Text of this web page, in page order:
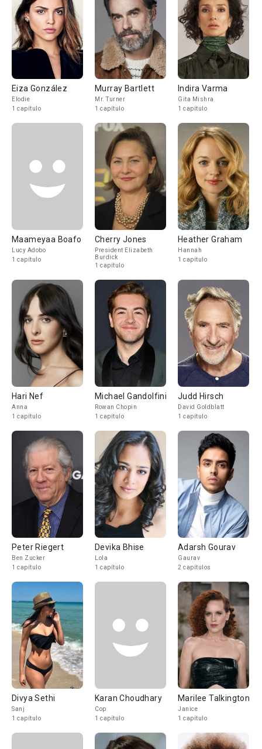
Eiza González
Elodie
1 capítulo
Murray Bartlett
Mr. Turner
1 capítulo
Indira Varma
Gita Mishra
1 capítulo
Maameyaa Boafo
Lucy Adobo
1 capítulo
Cherry Jones
President Elizabeth
Burdick
1 capítulo
Heather Graham
Hannah
1 capítulo
Hari Nef
Anna
1 capítulo
Michael Gandolfini
Rowan Chopin
1 capítulo
Judd Hirsch
David Goldblatt
1 capítulo
Peter Riegert
Ben Zucker
1 capítulo
Devika Bhise
Lola
1 capítulo
Adarsh Gourav
Gaurav
2 capítulos
Divya Sethi
Sanj
1 capítulo
Karan Choudhary
Cop
1 capítulo
Marilee Talkington
Janice
1 capítulo